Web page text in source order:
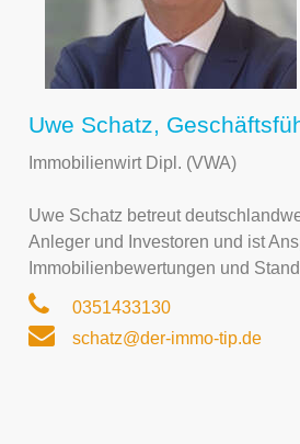
Uwe Schatz,
Immobilienwirt Dipl. (VWA)
Uwe Schatz betreut
Anleger und Investoren und ist
Immobilienbewertungen und
0351433130
schatz@der-immo-tip.de